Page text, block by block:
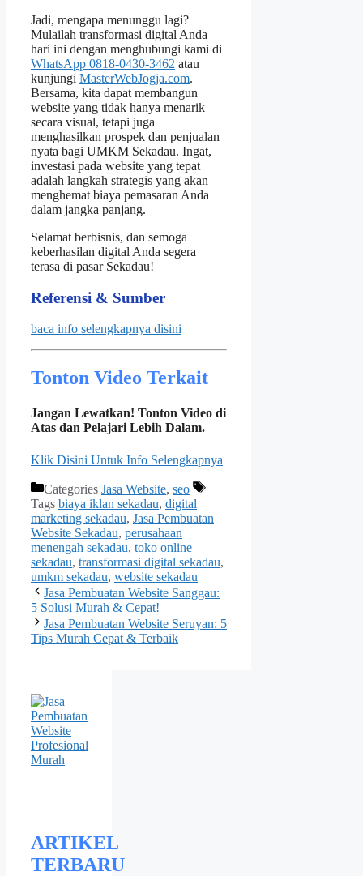
Jadi, mengapa menunggu lagi?
Mulailah transformasi digital Anda
hari ini dengan menghubungi kami di
WhatsApp 0818‑0430‑3462 atau
kunjungi MasterWebJogja.com.
Bersama, kita dapat membangun
website yang tidak hanya menarik
secara visual, tetapi juga
menghasilkan prospek dan penjualan
nyata bagi UMKM Sekadau. Ingat,
investasi pada website yang tepat
adalah langkah strategis yang akan
menghemat biaya pemasaran Anda
dalam jangka panjang.
Selamat berbisnis, dan semoga
keberhasilan digital Anda segera
terasa di pasar Sekadau!
Referensi & Sumber
baca info selengkapnya disini
Tonton Video Terkait
Jangan Lewatkan! Tonton Video di
Atas dan Pelajari Lebih Dalam.
Klik Disini Untuk Info Selengkapnya
Categories Jasa Website, seo
Tags biaya iklan sekadau, digital
marketing sekadau, Jasa Pembuatan
Website Sekadau, perusahaan
menengah sekadau, toko online
sekadau, transformasi digital sekadau,
umkm sekadau, website sekadau
Jasa Pembuatan Website Sanggau:
5 Solusi Murah & Cepat!
Jasa Pembuatan Website Seruyan: 5
Tips Murah Cepat & Terbaik
ARTIKEL
TERBARU